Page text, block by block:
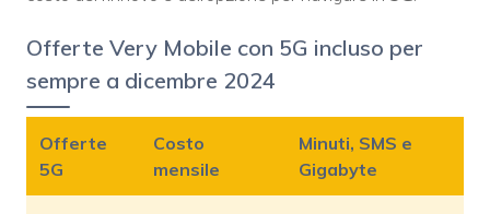
Offerte Very Mobile con 5G incluso per
sempre a dicembre 2024
Offerte
5G
Costo
mensile
Minuti, SMS e
Gigabyte